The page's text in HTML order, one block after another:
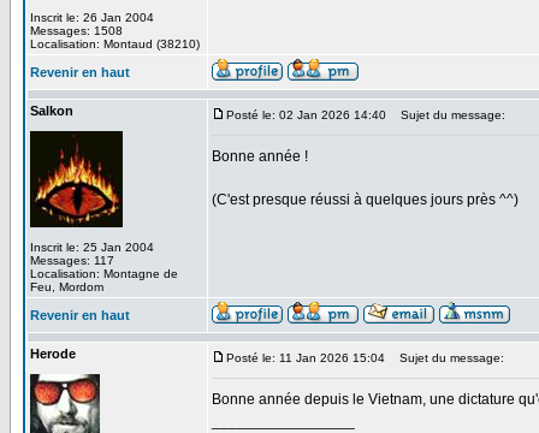
Inscrit le: 26 Jan 2004
Messages: 1508
Localisation: Montaud (38210)
Revenir en haut
Salkon
Inscrit le: 25 Jan 2004
Messages: 117
Localisation: Montagne de
Feu, Mordom
Posté le: 02 Jan 2026 14:40 Sujet du message:
Bonne année !
(C'est presque réussi à quelques jours près ^^)
Revenir en haut
Herode Posté le: 11 Jan 2026 15:04 Sujet du message:
Bonne année depuis le Vietnam, une dictature